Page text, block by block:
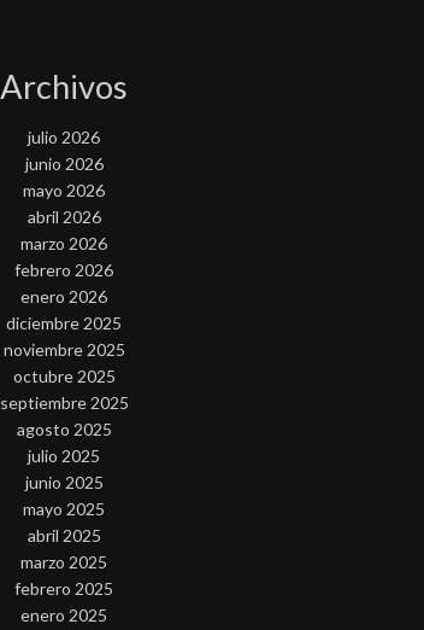
Archivos
julio 2026
junio 2026
mayo 2026
abril 2026
marzo 2026
febrero 2026
enero 2026
diciembre 2025
noviembre 2025
octubre 2025
septiembre 2025
agosto 2025
julio 2025
junio 2025
mayo 2025
abril 2025
marzo 2025
febrero 2025
enero 2025